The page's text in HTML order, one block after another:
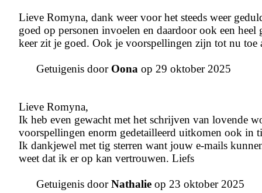
Lieve Romyna, dank weer voor het steeds weer
goed op personen invoelen en daardoor ook een
keer zit je goed. Ook je voorspellingen zijn tot nu toe
Getuigenis door Oona op 29 oktober 2025
Lieve Romyna,
Ik heb even gewacht met het schrijven van lovende
voorspellingen enorm gedetailleerd uitkomen ook in
Ik dankjewel met tig sterren want jouw e-mails
weet dat ik er op kan vertrouwen. Liefs
Getuigenis doorNathalie op 23 oktober 2025